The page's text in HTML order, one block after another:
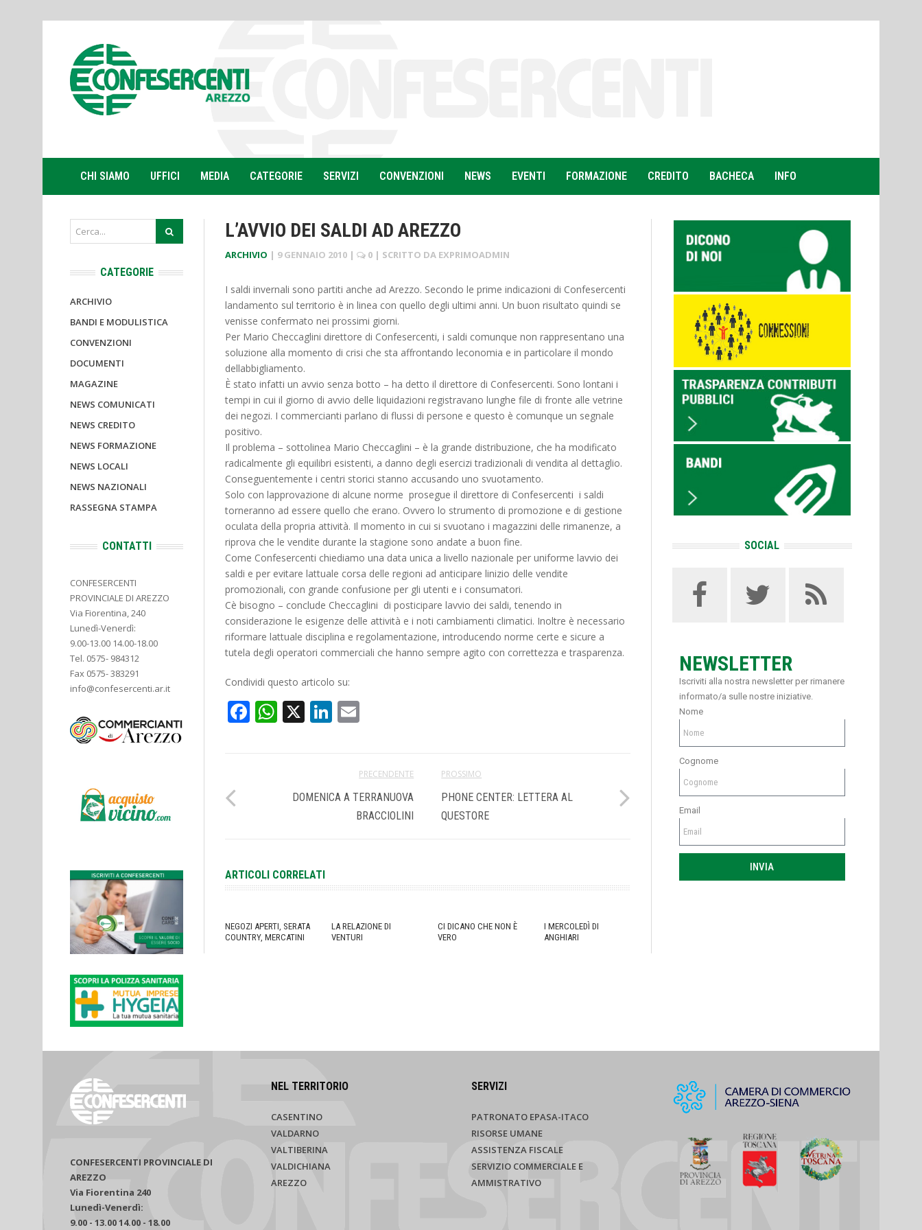
CHI SIAMO UFFICI MEDIA CATEGORIE SERVIZI CONVENZIONI NEWS EVENTI FORMAZIONE CREDITO BACHECA INFO
L’AVVIO DEI SALDI AD AREZZO
ARCHIVIO | 9 GENNAIO 2010 | 0 | SCRITTO DA EXPRIMOADMIN
I saldi invernali sono partiti anche ad Arezzo. Secondo le prime indicazioni di Confesercenti
landamento sul territorio è in linea con quello degli ultimi anni. Un buon risultato quindi se
venisse confermato nei prossimi giorni.
Per Mario Checcaglini direttore di Confesercenti, i saldi comunque non rappresentano una
soluzione alla momento di crisi che sta affrontando leconomia e in particolare il mondo
dellabbigliamento.
È stato infatti un avvio senza botto – ha detto il direttore di Confesercenti. Sono lontani i
tempi in cui il giorno di avvio delle liquidazioni registravano lunghe file di fronte alle vetrine
dei negozi. I commercianti parlano di flussi di persone e questo è comunque un segnale
positivo.
Il problema – sottolinea Mario Checcaglini – è la grande distribuzione, che ha modificato
radicalmente gli equilibri esistenti, a danno degli esercizi tradizionali di vendita al dettaglio.
Conseguentemente i centri storici stanno accusando uno svuotamento.
Solo con lapprovazione di alcune norme  prosegue il direttore di Confesercenti  i saldi
torneranno ad essere quello che erano. Ovvero lo strumento di promozione e di gestione
oculata della propria attività. Il momento in cui si svuotano i magazzini delle rimanenze, a
riprova che le vendite durante la stagione sono andate a buon fine.
Come Confesercenti chiediamo una data unica a livello nazionale per uniforme lavvio dei
saldi e per evitare lattuale corsa delle regioni ad anticipare linizio delle vendite
promozionali, con grande confusione per gli utenti e i consumatori.
Cè bisogno – conclude Checcaglini  di posticipare lavvio dei saldi, tenendo in
considerazione le esigenze delle attività e i noti cambiamenti climatici. Inoltre è necessario
riformare lattuale disciplina e regolamentazione, introducendo norme certe e sicure a
tutela degli operatori commerciali che hanno sempre agito con correttezza e trasparenza.
Condividi questo articolo su:
Facebook
WhatsApp
X LinkedIn
PRECENDENTE
DOMENICA A TERRANUOVA
BRACCIOLINI
PROSSIMO
PHONE CENTER: LETTERA AL
QUESTORE
ARTICOLI CORRELATI
NEGOZI APERTI, SERATA
COUNTRY, MERCATINI
LA RELAZIONE DI
VENTURI
CI DICANO CHE NON È
VERO
I MERCOLEDÌ DI
ANGHIARI
CATEGORIE
ARCHIVIO
BANDI E MODULISTICA
CONVENZIONI
DOCUMENTI
MAGAZINE
NEWS COMUNICATI
NEWS CREDITO
NEWS FORMAZIONE
NEWS LOCALI
NEWS NAZIONALI
RASSEGNA STAMPA
CONTATTI
CONFESERCENTI
PROVINCIALE DI AREZZO
Via Fiorentina, 240
Lunedì-Venerdì:
9.00-13.00 14.00-18.00
Tel. 0575- 984312
Fax 0575- 383291
info@confesercenti.ar.it
SOCIAL
NEWSLETTER
Iscriviti alla nostra newsletter per rimanere
informato/a sulle nostre iniziative.
Nome
Cognome
Email
INVIA
CONFESERCENTI PROVINCIALE DI
AREZZO
Via Fiorentina 240
Lunedì-Venerdì:
9.00 - 13.00 14.00 - 18.00
NEL TERRITORIO
CASENTINO
VALDARNO
VALTIBERINA
VALDICHIANA
AREZZO
SERVIZI
PATRONATO EPASA-ITACO
RISORSE UMANE
ASSISTENZA FISCALE
SERVIZIO COMMERCIALE E
AMMISTRATIVO